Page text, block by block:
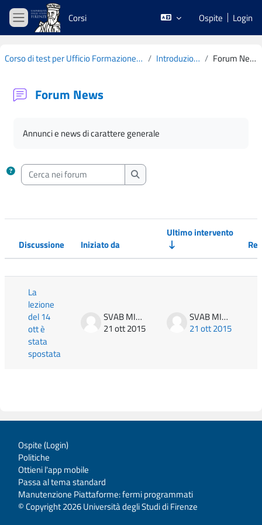
Vai al contenuto principale
Pannello laterale
Corsi Ospite Login
Corso di test per Ufficio Formazione SM Introduzione Forum News
Forum News
Annunci e news di carattere generale
Cerca nei forum
Cerca nei forum
Elenco delle discussioni. Visualizzazione
Stato
Discussione Iniziato da
Ultimo intervento
La
lezione
del 14
ott è
stata
spostata
SVAB MITJA
21 ott 2015
SVAB MITJA
21 ott 2015
Ospite (Login)
Politiche
Ottieni l'app mobile
Passa al tema standard
Manutenzione Piattaforme: fermi programmati
© Copyright 2026 Università degli Studi di Firenze